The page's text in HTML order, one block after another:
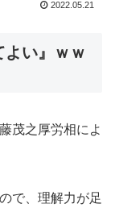
2022.05.21
い』ｗｗ
茂之厚労相によ
で、理解力が足